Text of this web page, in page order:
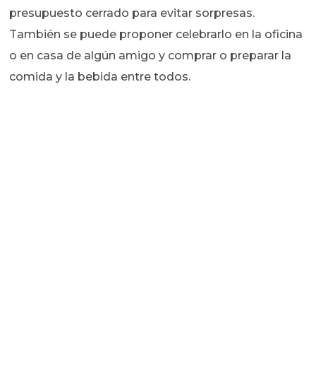
presupuesto cerrado para evitar sorpresas.
También se puede proponer celebrarlo en la oficina
o en casa de algún amigo y comprar o preparar la
comida y la bebida entre todos.